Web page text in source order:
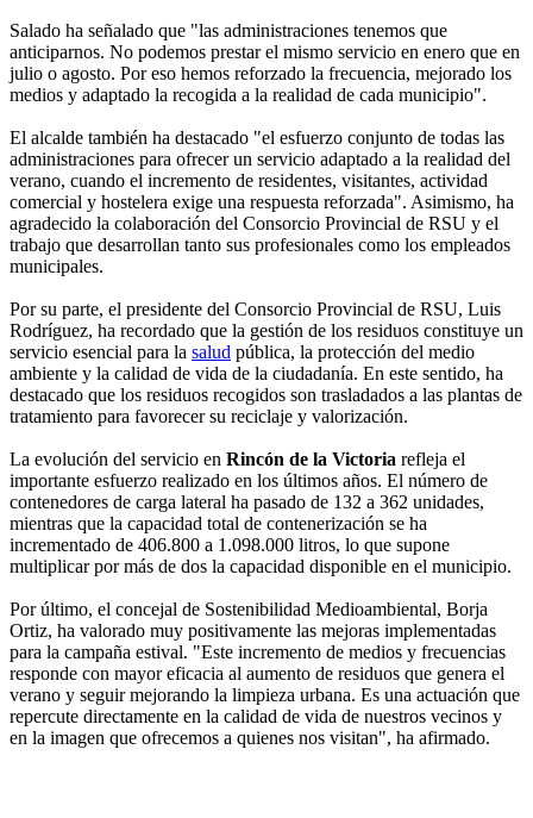
Salado ha señalado que "las administraciones tenemos que
anticiparnos. No podemos prestar el mismo servicio en enero que en
julio o agosto. Por eso hemos reforzado la frecuencia, mejorado los
medios y adaptado la recogida a la realidad de cada municipio".
El alcalde también ha destacado "el esfuerzo conjunto de todas las
administraciones para ofrecer un servicio adaptado a la realidad del
verano, cuando el incremento de residentes, visitantes, actividad
comercial y hostelera exige una respuesta reforzada". Asimismo, ha
agradecido la colaboración del Consorcio Provincial de RSU y el
trabajo que desarrollan tanto sus profesionales como los empleados
municipales.
Por su parte, el presidente del Consorcio Provincial de RSU, Luis
Rodríguez, ha recordado que la gestión de los residuos constituye un
servicio esencial para la salud pública, la protección del medio
ambiente y la calidad de vida de la ciudadanía. En este sentido, ha
destacado que los residuos recogidos son trasladados a las plantas de
tratamiento para favorecer su reciclaje y valorización.
La evolución del servicio en Rincón de la Victoria refleja el
importante esfuerzo realizado en los últimos años. El número de
contenedores de carga lateral ha pasado de 132 a 362 unidades,
mientras que la capacidad total de contenerización se ha
incrementado de 406.800 a 1.098.000 litros, lo que supone
multiplicar por más de dos la capacidad disponible en el municipio.
Por último, el concejal de Sostenibilidad Medioambiental, Borja
Ortiz, ha valorado muy positivamente las mejoras implementadas
para la campaña estival. "Este incremento de medios y frecuencias
responde con mayor eficacia al aumento de residuos que genera el
verano y seguir mejorando la limpieza urbana. Es una actuación que
repercute directamente en la calidad de vida de nuestros vecinos y
en la imagen que ofrecemos a quienes nos visitan", ha afirmado.